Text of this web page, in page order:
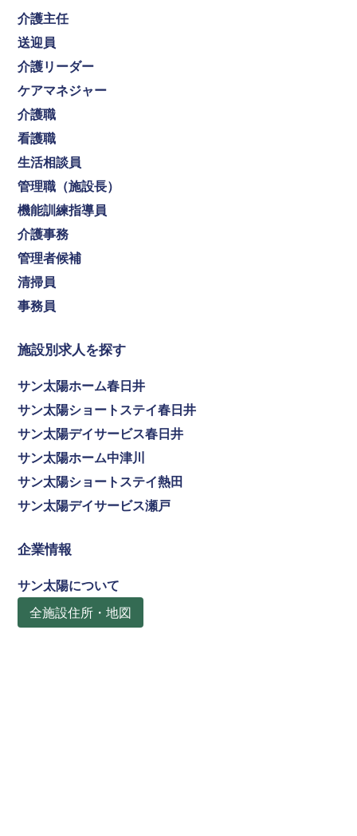
介護主任
送迎員
介護リーダー
ケアマネジャー
介護職
看護職
生活相談員
管理職（施設長）
機能訓練指導員
介護事務
管理者候補
清掃員
事務員
施設別求人を探す
サン太陽ホーム春日井
サン太陽ショートステイ春日井
サン太陽デイサービス春日井
サン太陽ホーム中津川
サン太陽ショートステイ熱田
サン太陽デイサービス瀬戸
企業情報
サン太陽について
全施設住所・地図